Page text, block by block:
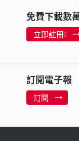
免費下載數
立即註冊!
訂閱電子報
訂閱